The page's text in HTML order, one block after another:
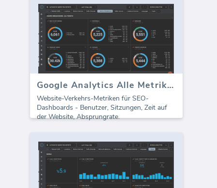
Google Analytics Alle Metriken
Website-Verkehrs-Metriken für SEO-
Dashboards - Benutzer, Sitzungen, Zeit auf
der Website, Absprungrate.